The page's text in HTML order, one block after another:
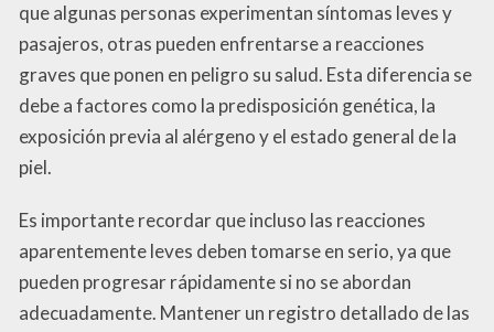
que algunas personas experimentan síntomas leves y
pasajeros, otras pueden enfrentarse a reacciones
graves que ponen en peligro su salud. Esta diferencia se
debe a factores como la predisposición genética, la
exposición previa al alérgeno y el estado general de la
piel.
Es importante recordar que incluso las reacciones
aparentemente leves deben tomarse en serio, ya que
pueden progresar rápidamente si no se abordan
adecuadamente. Mantener un registro detallado de las